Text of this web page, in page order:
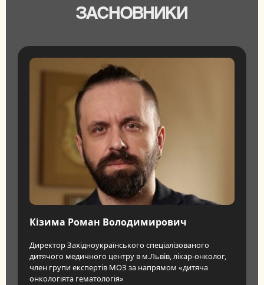
ЗАСНОВНИКИ
Кізима Роман Володимирович
Директор Західноукраїнського спеціалізованого
дитячого медичного центру в м.Львів, лікар-онколог,
член групи експертів МОЗ за напрямом «дитяча
онкологіята гематологія»